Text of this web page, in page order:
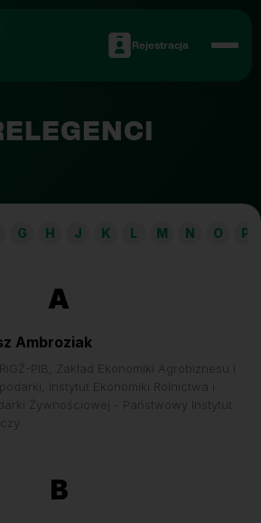
Rejestracja
G H J K L M N O P
A
Ambroziak
PIB, Zakład Ekonomiki Agrobiznesu i
Instytut Ekonomiki Rolnictwa i
Żywnościowej - Państwowy Instytut
B